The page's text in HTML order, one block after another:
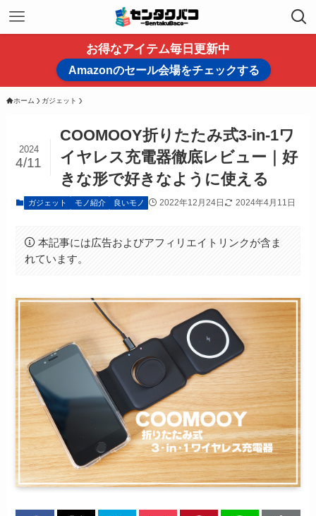
お得なアイテム毎日更新中
Amazonのセール会場をチェックする
ホーム ガジェット
COOMOOY折りたたみ式3-in-1ワ
イヤレス充電器徹底レビュー｜好
きな形で好きなように使える
2024
4/11
ガジェット モノ紹介 良いモノ 2022年12月24日 2024年4月11日
本記事には広告およびアフィリエイトリンクが含ま
れています。